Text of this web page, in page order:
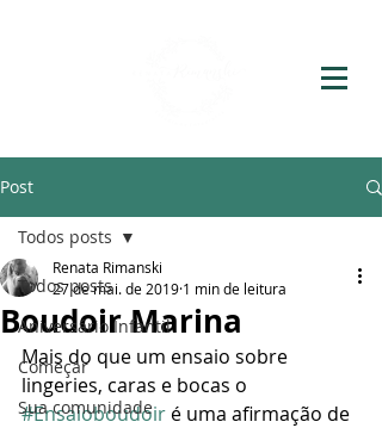
Post
Todos posts
Aniversário Infantil
Começar
Sua comunidade
Todos posts
Boudoir Marina
Renata Rimanski
27 de mai. de 2019 1 min de leitura
Mais do que um ensaio sobre
lingeries, caras e bocas o
#Ensaioboudoir é uma afirmação de